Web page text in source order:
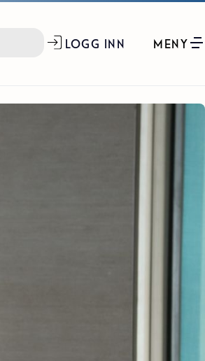
LOGG INN MENY